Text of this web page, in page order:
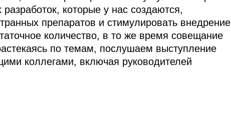
которые у нас создаются,
препаратов и стимулировать внедрение
количество, в то же время совещание
по темам, послушаем выступление
коллегами, включая руководителей